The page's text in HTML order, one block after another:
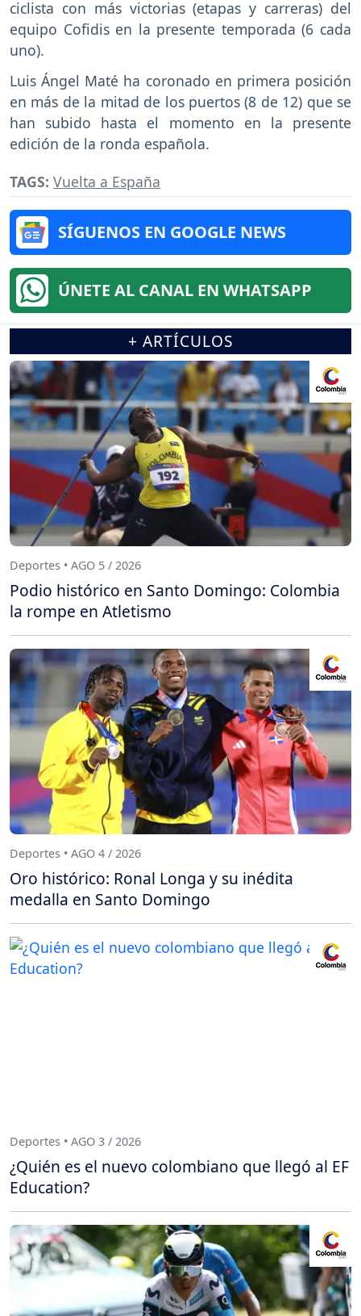
ciclista con más victorias (etapas y carreras) del
equipo Cofidis en la presente temporada (6 cada
uno).
Luis Ángel Maté ha coronado en primera posición
en más de la mitad de los puertos (8 de 12) que se
han subido hasta el momento en la presente
edición de la ronda española.
TAGS: Vuelta a España
SÍGUENOS EN GOOGLE NEWS
ÚNETE AL CANAL EN WHATSAPP
+ ARTÍCULOS
Deportes • AGO 5 / 2026
Podio histórico en Santo Domingo: Colombia
la rompe en Atletismo
Deportes • AGO 4 / 2026
Oro histórico: Ronal Longa y su inédita
medalla en Santo Domingo
Deportes • AGO 3 / 2026
¿Quién es el nuevo colombiano que llegó al EF
Education?